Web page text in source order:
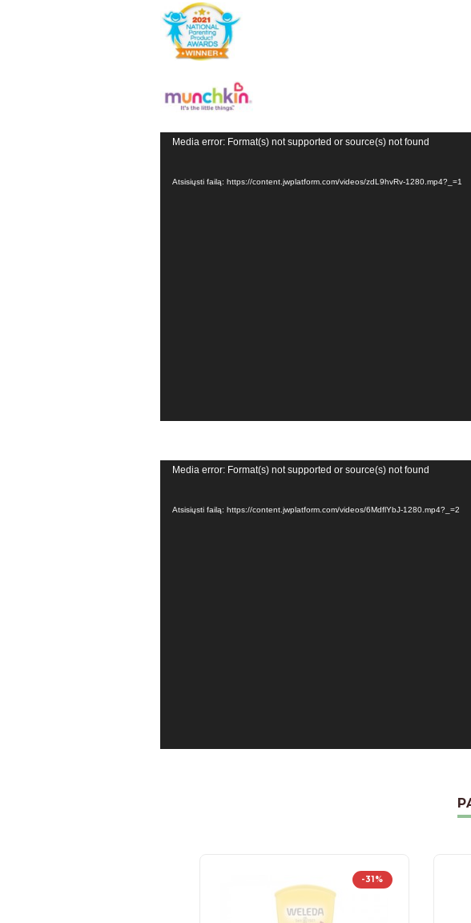
Video
Media error: Format(s) not supported or source(s) not found
Atsisiųsti failą: https://content.jwplatform.com/videos/zdL9hvRv-1280.mp4?_=1
Video
Media error: Format(s) not supported or source(s) not found
Atsisiųsti failą: https://content.jwplatform.com/videos/6MdflYbJ-1280.mp4?_=2
-31%